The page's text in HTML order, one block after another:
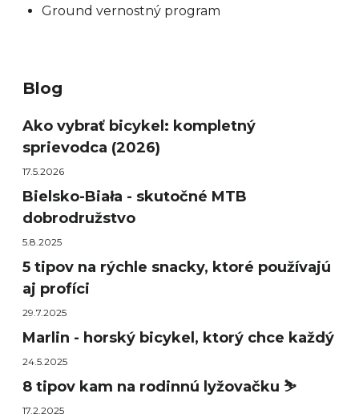
Ground vernostný program
Blog
Ako vybrať bicykel: kompletný
sprievodca (2026)
17.5.2026
Bielsko-Biała - skutočné MTB
dobrodružstvo
5.8.2025
5 tipov na rýchle snacky, ktoré používajú
aj profíci
29.7.2025
Marlin - horský bicykel, ktorý chce každý
24.5.2025
8 tipov kam na rodinnú lyžovačku ⛷️
17.2.2025